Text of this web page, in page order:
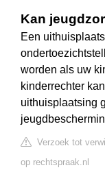
Kan
Een
worden als uw
kinderrechter
uithuisplaatsing
Verzoek tot
op rechtspraak.nl